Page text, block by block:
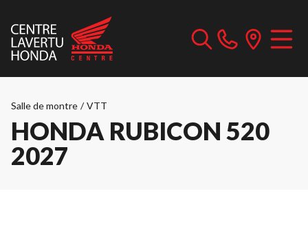
Salle de montre / VTT
HONDA RUBICON 520
2027